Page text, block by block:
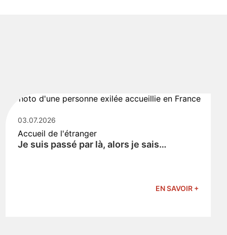
03.07.2026
Accueil de l'étranger
Je suis passé par là, alors je sais…
EN SAVOIR +